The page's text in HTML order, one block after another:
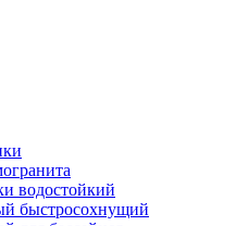
водостойкий
быстросохнущий